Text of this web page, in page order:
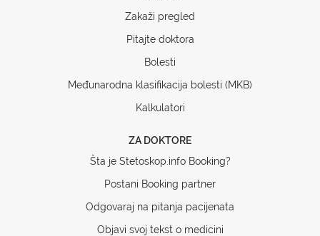
Zakaži pregled
Pitajte doktora
Bolesti
Međunarodna klasifikacija bolesti (MKB)
Kalkulatori
ZA DOKTORE
Šta je Stetoskop.info Booking?
Postani Booking partner
Odgovaraj na pitanja pacijenata
Objavi svoj tekst o medicini